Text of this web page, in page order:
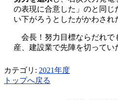
の表現に合意した」のと同じ
い下がろうとしたがかわされ
会長！努力目標ならだれで
産、建設業で先陣を切ってい
カテゴリ: 2021年度
トップへ戻る